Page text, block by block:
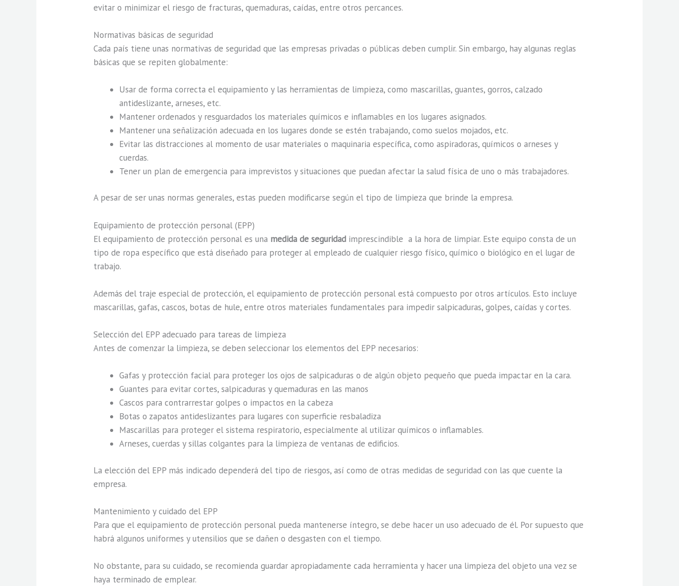
evitar o minimizar el riesgo de fracturas, quemaduras, caídas, entre otros percances.
Normativas básicas de seguridad
Cada país tiene unas normativas de seguridad que las empresas privadas o públicas deben cumplir. Sin embargo, hay algunas reglas
básicas que se repiten globalmente:
Usar de forma correcta el equipamiento y las herramientas de limpieza, como mascarillas, guantes, gorros, calzado
antideslizante, arneses, etc.
Mantener ordenados y resguardados los materiales químicos e inflamables en los lugares asignados.
Mantener una señalización adecuada en los lugares donde se estén trabajando, como suelos mojados, etc.
Evitar las distracciones al momento de usar materiales o maquinaria específica, como aspiradoras, químicos o arneses y
cuerdas.
Tener un plan de emergencia para imprevistos y situaciones que puedan afectar la salud física de uno o más trabajadores.
A pesar de ser unas normas generales, estas pueden modificarse según el tipo de limpieza que brinde la empresa.
Equipamiento de protección personal (EPP)
El equipamiento de protección personal es una medida de seguridad imprescindible a la hora de limpiar. Este equipo consta de un
tipo de ropa específico que está diseñado para proteger al empleado de cualquier riesgo físico, químico o biológico en el lugar de
trabajo.
Además del traje especial de protección, el equipamiento de protección personal está compuesto por otros artículos. Esto incluye
mascarillas, gafas, cascos, botas de hule, entre otros materiales fundamentales para impedir salpicaduras, golpes, caídas y cortes.
Selección del EPP adecuado para tareas de limpieza
Antes de comenzar la limpieza, se deben seleccionar los elementos del EPP necesarios:
Gafas y protección facial para proteger los ojos de salpicaduras o de algún objeto pequeño que pueda impactar en la cara.
Guantes para evitar cortes, salpicaduras y quemaduras en las manos
Cascos para contrarrestar golpes o impactos en la cabeza
Botas o zapatos antideslizantes para lugares con superficie resbaladiza
Mascarillas para proteger el sistema respiratorio, especialmente al utilizar químicos o inflamables.
Arneses, cuerdas y sillas colgantes para la limpieza de ventanas de edificios.
La elección del EPP más indicado dependerá del tipo de riesgos, así como de otras medidas de seguridad con las que cuente la
empresa.
Mantenimiento y cuidado del EPP
Para que el equipamiento de protección personal pueda mantenerse íntegro, se debe hacer un uso adecuado de él. Por supuesto que
habrá algunos uniformes y utensilios que se dañen o desgasten con el tiempo.
No obstante, para su cuidado, se recomienda guardar apropiadamente cada herramienta y hacer una limpieza del objeto una vez se
haya terminado de emplear.